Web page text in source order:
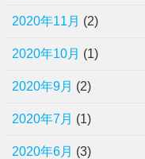
2020年11月 (2)
2020年10月 (1)
2020年9月 (2)
2020年7月 (1)
2020年6月 (3)